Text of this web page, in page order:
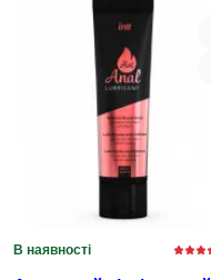
В наявності